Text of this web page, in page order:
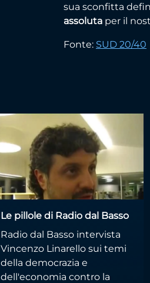
sua sconfitta
assoluta per il
Fonte: SUD 20/40
Le pillole di Radio dal Basso
Radio dal Basso intervista
Vincenzo Linarello sui temi
della democrazia e
dell'economia contro la